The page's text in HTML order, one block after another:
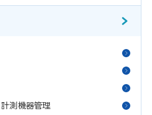
測機器管理